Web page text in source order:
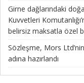
Girne dağlarındaki
Kuvvetleri
belirsiz maksatla özel
Sözleşme, Mors
adına hazırlandı